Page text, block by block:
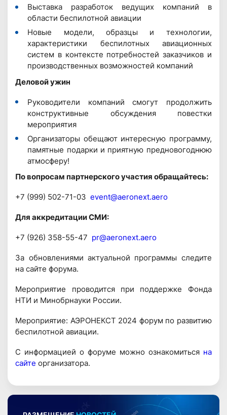
Выставка разработок ведущих компаний в
области беспилотной авиации
Новые модели, образцы и технологии,
характеристики беспилотных авиационных
систем в контексте потребностей заказчиков и
производственных возможностей компаний
Деловой ужин
Руководители компаний смогут продолжить
конструктивные обсуждения повестки
мероприятия
Организаторы обещают интересную программу,
памятные подарки и приятную предновогоднюю
атмосферу!
По вопросам партнерского участия обращайтесь:
+7 (999) 502-71-03event@aeronext.aero
Для аккредитации СМИ:
+7 (926) 358-55-47 pr@aeronext.aero
За обновлениями актуальной программы следите
на сайте форума.
Мероприятие проводится при поддержке Фонда
НТИ и Минобрнауки России.
Мероприятие: АЭРОНЕКСТ 2024 форум по развитию
беспилотной авиации.
С информацией о форуме можно ознакомиться на
сайте организатора.